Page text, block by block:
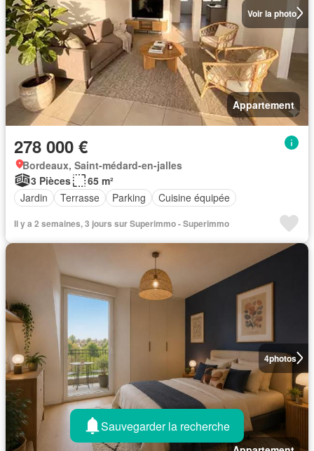
Voir la photo
Appartement
278 000 €
Bordeaux, Saint-médard-en-jalles
3 Pièces
65 m²
Jardin
Terrasse Parking Cuisine équipée
Il y a 2 semaines, 3 jours sur Superimmo - Superimmo
4photos
Sauvegarder la recherche